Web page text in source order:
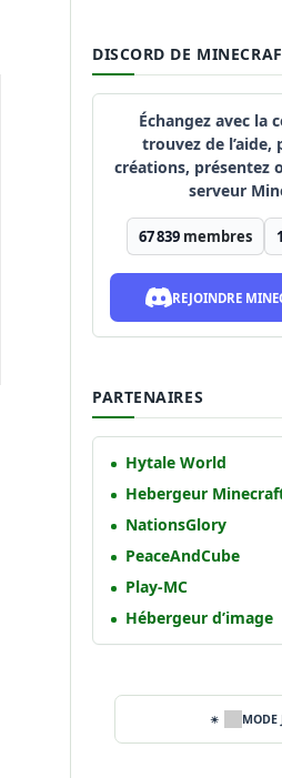
DISCORD DE
Échangez avec la
trouvez de l’aide,
créations, présentez
serveur
67 839membres
REJOINDRE
PARTENAIRES
Hytale World
Hebergeur
NationsGlory
PeaceAndCube
Play-MC
Hébergeur d’image
MODE